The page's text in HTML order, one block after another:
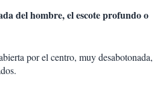
del hombre, el escote profundo o
por el centro, muy desabotonada,